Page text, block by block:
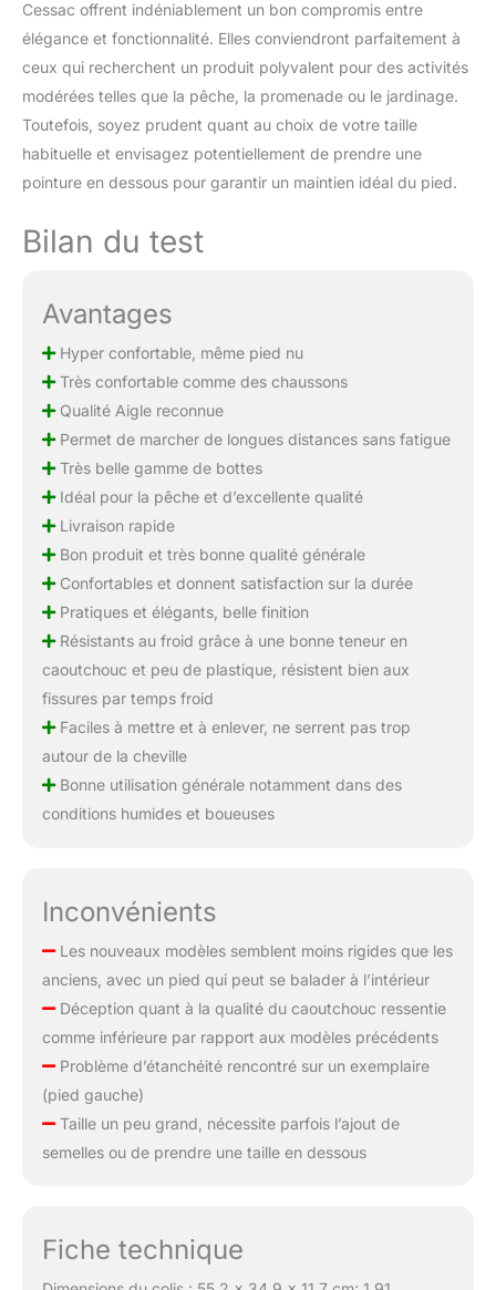
Cessac offrent indéniablement un bon compromis entre
élégance et fonctionnalité. Elles conviendront parfaitement à
ceux qui recherchent un produit polyvalent pour des activités
modérées telles que la pêche, la promenade ou le jardinage.
Toutefois, soyez prudent quant au choix de votre taille
habituelle et envisagez potentiellement de prendre une
pointure en dessous pour garantir un maintien idéal du pied.
Bilan du test
Avantages
Hyper confortable, même pied nu
Très confortable comme des chaussons
Qualité Aigle reconnue
Permet de marcher de longues distances sans fatigue
Très belle gamme de bottes
Idéal pour la pêche et d’excellente qualité
Livraison rapide
Bon produit et très bonne qualité générale
Confortables et donnent satisfaction sur la durée
Pratiques et élégants, belle finition
Résistants au froid grâce à une bonne teneur en
caoutchouc et peu de plastique, résistent bien aux
fissures par temps froid
Faciles à mettre et à enlever, ne serrent pas trop
autour de la cheville
Bonne utilisation générale notamment dans des
conditions humides et boueuses
Inconvénients
Les nouveaux modèles semblent moins rigides que les
anciens, avec un pied qui peut se balader à l’intérieur
Déception quant à la qualité du caoutchouc ressentie
comme inférieure par rapport aux modèles précédents
Problème d’étanchéité rencontré sur un exemplaire
(pied gauche)
Taille un peu grand, nécessite parfois l’ajout de
semelles ou de prendre une taille en dessous
Fiche technique